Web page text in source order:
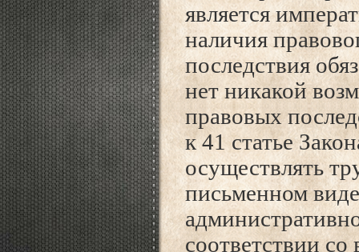
является
наличия
последствия
нет никакой
правовых
к 41 статье
осуществлять
письменном
соответствии